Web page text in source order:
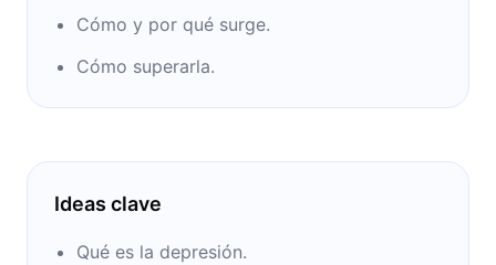
Cómo y por qué surge.
Cómo superarla.
Ideas clave
Qué es la depresión.